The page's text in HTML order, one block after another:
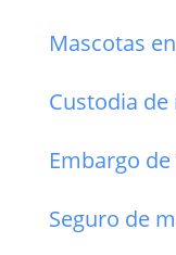
Mascotas
Custodia
Embargo
Seguro de